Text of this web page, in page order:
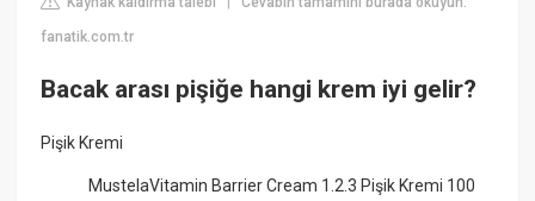
|
fanatik.com.tr
Bacak arası pişiğe hangi krem iyi gelir?
Pişik Kremi
MustelaVitamin Barrier Cream 1.2.3 Pişik Kremi 100